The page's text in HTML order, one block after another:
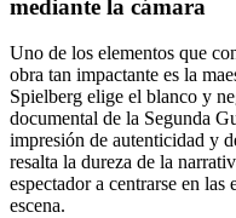
mediante la cámara
Uno de los elementos que
obra tan impactante es la
Spielberg elige el blanco y
documental de la Segunda
impresión de autenticidad y
resalta la dureza de la
espectador a centrarse en
escena.